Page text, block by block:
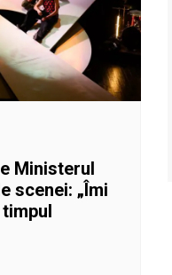
Ministerul
scenei: „Îmi